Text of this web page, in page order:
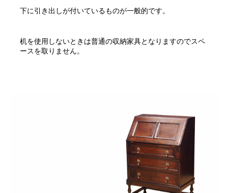
下に引き出しが付いているものが一般的です。
机を使用しないときは普通の収納家具となりますのでスペ
ースを取りません。